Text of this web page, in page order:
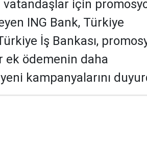
vatandaşlar için
ING Bank, Türkiye
İş Bankası,
ek ödemenin daha
kampanyalarını